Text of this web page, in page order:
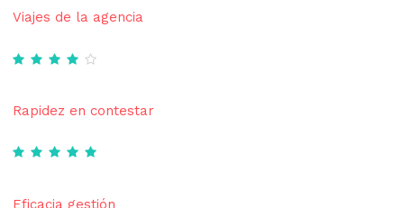
Viajes de la agencia
Rapidez en contestar
Eficacia gestión